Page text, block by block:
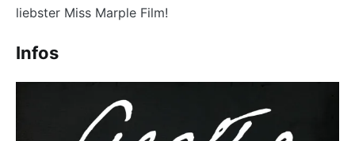
liebster Miss Marple Film!
Infos